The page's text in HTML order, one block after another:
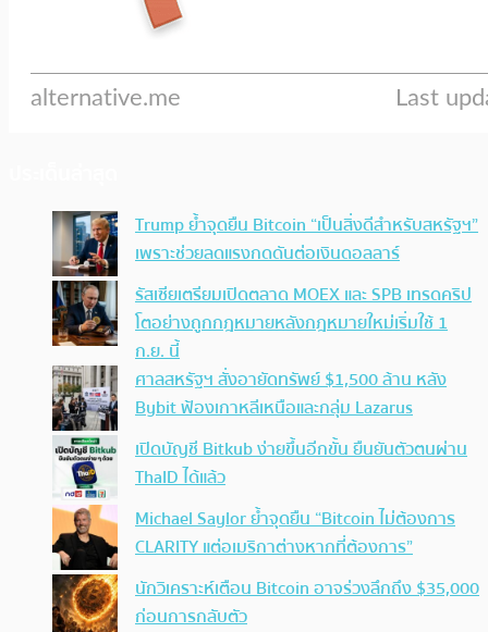
Trump ย้ำจุดยืน Bitcoin “เป็นสิ่งดีสำหรับสหรัฐฯ”
เพราะช่วยลดแรงกดดันต่อเงินดอลลาร์
รัสเซียเตรียมเปิดตลาด MOEX และ SPB เทรดคริป
โตอย่างถูกกฎหมายหลังกฎหมายใหม่เริ่มใช้ 1
ก.ย. นี้
ศาลสหรัฐฯ สั่งอายัดทรัพย์ $1,500 ล้าน หลัง
Bybit ฟ้องเกาหลีเหนือและกลุ่ม Lazarus
เปิดบัญชี Bitkub ง่ายขึ้นอีกขั้น ยืนยันตัวตนผ่าน
ThaID ได้แล้ว
Michael Saylor ย้ำจุดยืน “Bitcoin ไม่ต้องการ
CLARITY แต่อเมริกาต่างหากที่ต้องการ”
นักวิเคราะห์เตือน Bitcoin อาจร่วงลึกถึง $35,000
ก่อนการกลับตัว